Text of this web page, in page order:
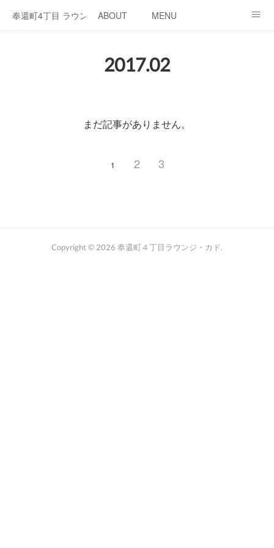
奉還町4丁目 ラウンジ・カド
ABOUT MENU
2017.02
まだ記事がありません。
1 2 3
Copyright © 2026 奉還町４丁目ラウンジ・カド.